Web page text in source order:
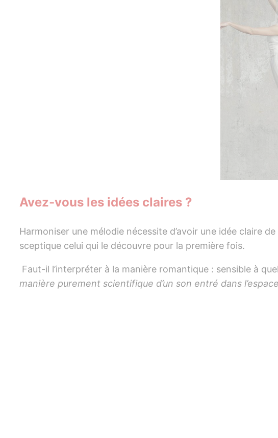
Avez-vous les idées claires ?
Harmoniser une mélodie nécessite d’avoir une idée claire
sceptique celui qui le découvre pour la première fois.
Faut-il l’interpréter à la manière romantique : sensible à
manière purement scientifique d’un son entré dans